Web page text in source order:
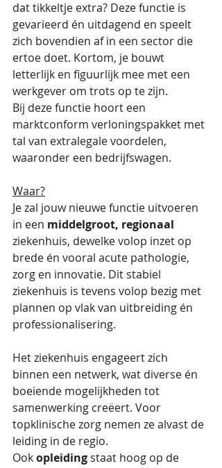
dat tikkeltje extra? Deze functie is
gevarieerd én uitdagend en speelt
zich bovendien af in een sector die
ertoe doet. Kortom, je bouwt
letterlijk en figuurlijk mee met een
werkgever om trots op te zijn.
Bij deze functie hoort een
marktconform verloningspakket met
tal van extralegale voordelen,
waaronder een bedrijfswagen.
Waar?
Je zal jouw nieuwe functie uitvoeren
in een middelgroot, regionaal
ziekenhuis, dewelke volop inzet op
brede én vooral acute pathologie,
zorg en innovatie. Dit stabiel
ziekenhuis is tevens volop bezig met
plannen op vlak van uitbreiding én
professionalisering.
Het ziekenhuis engageert zich
binnen een netwerk, wat diverse én
boeiende mogelijkheden tot
samenwerking creëert. Voor
topklinische zorg nemen ze alvast de
leiding in de regio.
Ook opleiding staat hoog op de